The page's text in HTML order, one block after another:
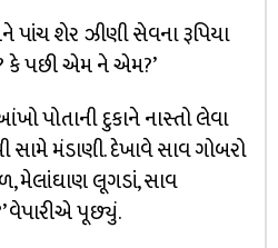
શેર ઝીણી સેવના રૂપિયા
કે પછી એમ ને એમ?’
પોતાની દુકાને નાસ્તો લેવા
મંડાણી. દેખાવે સાવ ગોબરો
મેલાંઘાણ લૂગડાં, સાવ
વેપારીએ પૂછ્યું.